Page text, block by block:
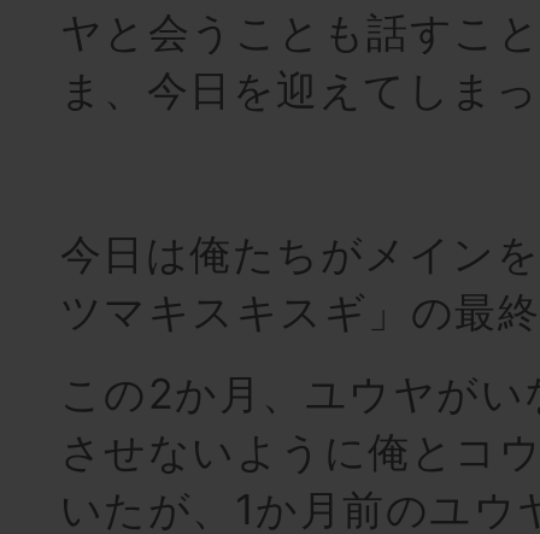
ヤと会うことも話すこ
ま、今日を迎えてしま
今日は俺たちがメイン
ツマキスキスギ」の最
この2か月、ユウヤがい
させないように俺とコ
いたが、1か月前のユウ